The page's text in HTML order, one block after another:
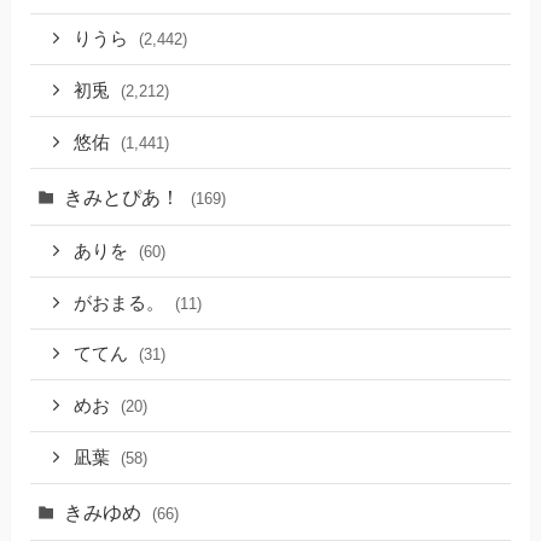
りうら (2,442)
初兎 (2,212)
悠佑 (1,441)
きみとぴあ！ (169)
ありを (60)
がおまる。 (11)
ててん (31)
めお (20)
凪葉 (58)
きみゆめ (66)